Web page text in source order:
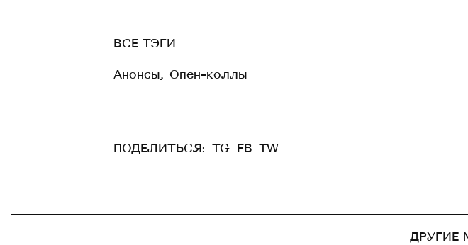
ВСЕ ТЭГИ
Анонсы, Опен-коллы
ПОДЕЛИТЬСЯ: TG FB TW
ДРУГИЕ